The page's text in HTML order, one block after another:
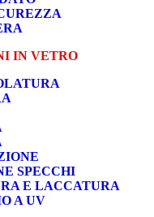
IN VETRO
SPECCHI
E LACCATURA
A UV